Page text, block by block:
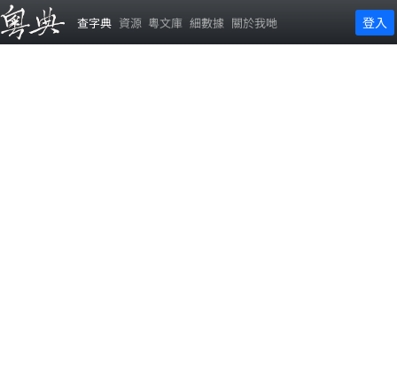
查字典 資源 粵文庫 細數據 關於我哋 登入